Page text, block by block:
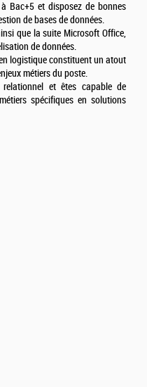
Bac+5 et disposez de bonnes
de bases de données.
que la suite Microsoft Office,
de données.
logistique constituent un atout
métiers du poste.
et êtes capable de
spécifiques en solutions